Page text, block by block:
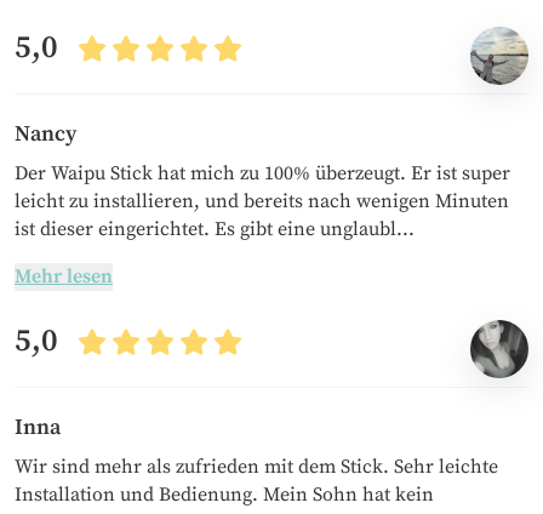
5,0
Nancy
Der Waipu Stick hat mich zu 100% überzeugt. Er ist super
leicht zu installieren, und bereits nach wenigen Minuten
ist dieser eingerichtet. Es gibt eine unglaubl...
Mehr lesen
5,0
Inna
Wir sind mehr als zufrieden mit dem Stick. Sehr leichte
Installation und Bedienung. Mein Sohn hat kein